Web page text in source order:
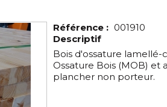
Référence : 001910
Descriptif
Bois d'ossature lamellé-
Ossature Bois (MOB)
plancher non porteur.